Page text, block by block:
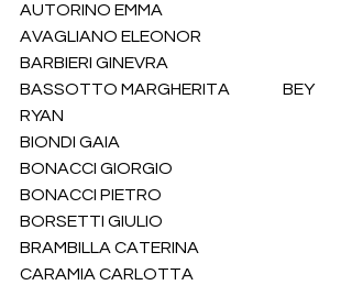
AUTORINO EMMA
AVAGLIANO ELEONOR
BARBIERI GINEVRA
BASSOTTO MARGHERITA                BEY
RYAN
BIONDI GAIA
BONACCI GIORGIO
BONACCI PIETRO
BORSETTI GIULIO
BRAMBILLA CATERINA
CARAMIA CARLOTTA